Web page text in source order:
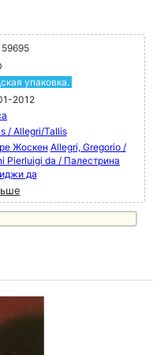
упаковка.
2012
/ Allegri/Tallis
Жоскен Allegri, Gregorio /
Pierluigi da / Палестрина
да